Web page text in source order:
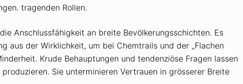
tragenden Rollen.
Anschlussfähigkeit an breite Bevölkerungsschichten. Es
aus der Wirklichkeit, um bei Chemtrails und der „Flachen
Krude Behauptungen und tendenziöse Fragen lassen
Sie unterminieren Vertrauen in grösserer Breite